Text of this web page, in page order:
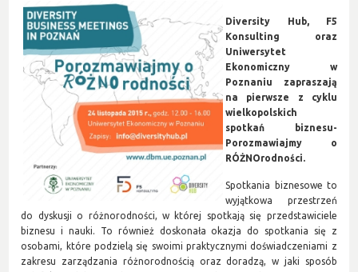
Diversity Hub, F5
Konsulting oraz
Uniwersytet
Ekonomiczny w
Poznaniu zapraszają
na pierwsze z cyklu
wielkopolskich
spotkań biznesu-
Porozmawiajmy o
RÓŻNOrodności.
Spotkania biznesowe to
wyjątkowa przestrzeń
do dyskusji o różnorodności, w której spotkają się przedstawiciele
biznesu i nauki. To również doskonała okazja do spotkania się z
osobami, które podzielą się swoimi praktycznymi doświadczeniami z
zakresu zarządzania różnorodnością oraz doradzą, w jaki sposób